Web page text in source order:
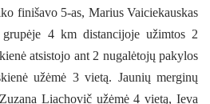
finišavo 5-as, Marius Vaiciekauskas
4 km distancijoje užimtos 2
atsistojo ant 2 nugalėtojų pakylos
užėmė 3 vietą. Jaunių merginų
Liachovič užėmė 4 vietą, Ieva